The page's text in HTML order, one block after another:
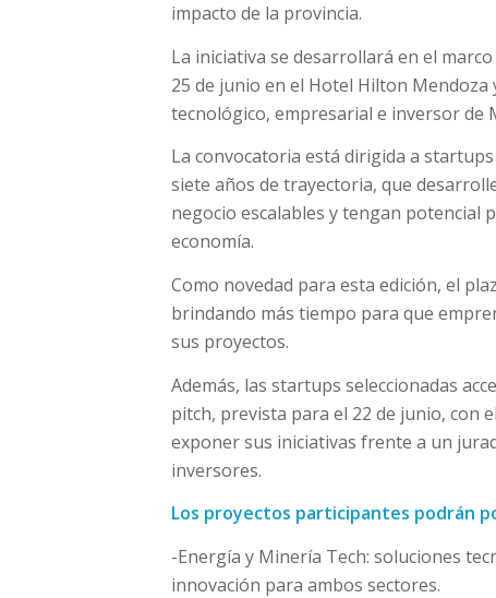
impacto de la provincia.
La iniciativa se desarrollará en el
25 de junio en el Hotel Hilton
tecnológico, empresarial e inversor de
La convocatoria está dirigida a
siete años de trayectoria, que
negocio escalables y tengan potencial
economía.
Como novedad para esta edición, el
brindando más tiempo para que
sus proyectos.
Además, las startups seleccionadas
pitch, prevista para el 22 de junio, con
exponer sus iniciativas frente a un
inversores.
Los proyectos participantes podrán
-Energía y Minería Tech: soluciones
innovación para ambos sectores.